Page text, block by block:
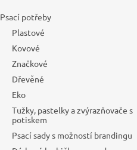
Psací potřeby
Plastové
Kovové
Značkové
Dřevěné
Eko
Tužky, pastelky a zvýrazňovače s
potiskem
Psací sady s možností brandingu